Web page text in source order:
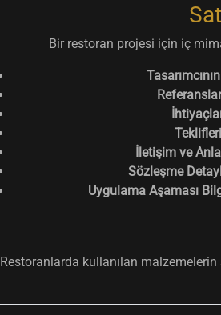
Bir restoran projesi için iç
Teklifleri
İletişim ve
Sözleşme
Uygulama Aşaması
Restoranlarda kullanılan